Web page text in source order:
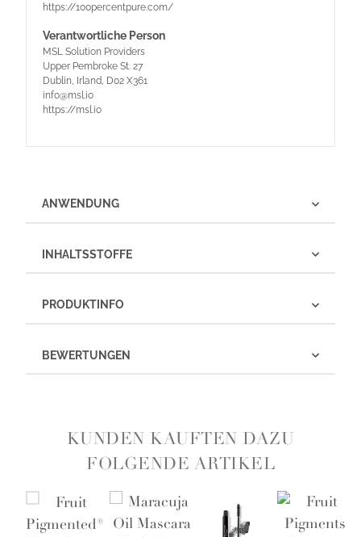
https://100percentpure.com/
Verantwortliche Person
MSL Solution Providers
Upper Pembroke St. 27
Dublin, Irland, D02 X361
info@msl.io
https://msl.io
ANWENDUNG
INHALTSSTOFFE
PRODUKTINFO
BEWERTUNGEN
KUNDEN KAUFTEN DAZU
FOLGENDE ARTIKEL